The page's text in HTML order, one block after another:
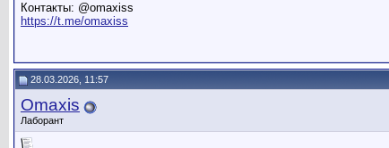
Контакты: @omaxiss
https://t.me/omaxiss
28.03.2026, 11:57
Omaxis
Лаборант